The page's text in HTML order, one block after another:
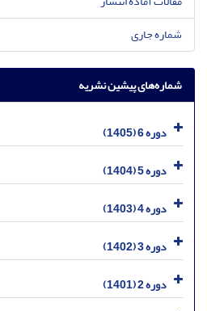
شماره جاری
شماره‌های پیشین نشریه
دوره 6 (1405)
دوره 5 (1404)
دوره 4 (1403)
دوره 3 (1402)
دوره 2 (1401)